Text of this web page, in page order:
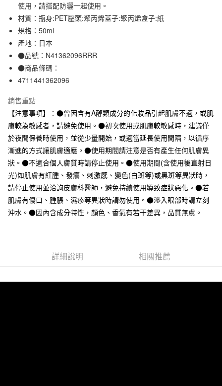
臺灣中小企業銀行
匯豐（台灣）商業銀行
華泰商業銀行
聯邦商業銀行
元大商業銀行
玉山商業銀行
台新國際商業銀行
台灣樂天信用卡公司
Apple Pay
街口支付
悠遊付
運送方式
全家取貨付款
每筆NT$65，滿NT$1,000(含以上)免運費
付款後全家取貨
每筆NT$65，滿NT$1,000(含以上)免運費
7-11取貨付款
每筆NT$65，滿NT$1,000(含以上)免運費
付款後7-11取貨
每筆NT$65，滿NT$1,000(含以上)免運費
宅配
使用，請搭配防曬一起使用。
材質：瓶身:PET壓頭:聚丙烯蓋子:聚丙烯盒子:紙
規格：50ml
產地：日本
●品號：N41362096RRR
●商品條碼：
4711441362096
銷售重點
【注意事項】：●曾因含有A醇類成分的化妝品引起肌膚不適，或肌
膚較為敏感者，請避免使用。●初次使用或肌膚較敏感時，建議僅
於夜間保養時使用，並從少量開始，或適當延長使用間隔，以循序
漸進的方式讓肌膚適應。●使用期間請注意是否有產生任何肌膚異
狀。●不適合個人膚質時請停止使用。●使用期間(含使用後直射日
光)如肌膚有紅腫、發癢、刺激感、變色(白斑等)或黑斑等異狀時，
請停止使用並洽詢皮膚科醫師，避免持續使用導致症狀惡化。●若
肌膚有傷口、腫脹、濕疹等異狀時請勿使用。●滲入眼部時請立刻
沖水。●因內含成分特性，顏色、香氣有若干差異，品質無虞。
詳細說明 相關推薦